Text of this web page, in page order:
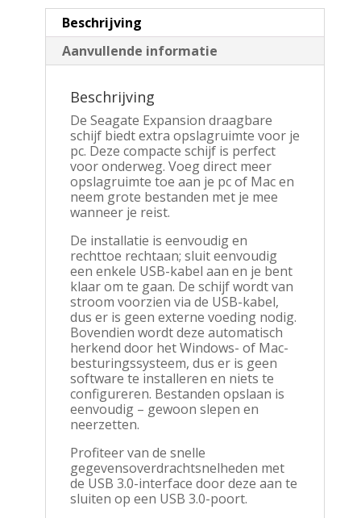
Beschrijving
Aanvullende informatie
Beschrijving
De Seagate Expansion draagbare
schijf biedt extra opslagruimte voor je
pc. Deze compacte schijf is perfect
voor onderweg. Voeg direct meer
opslagruimte toe aan je pc of Mac en
neem grote bestanden met je mee
wanneer je reist.
De installatie is eenvoudig en
rechttoe rechtaan; sluit eenvoudig
een enkele USB-kabel aan en je bent
klaar om te gaan. De schijf wordt van
stroom voorzien via de USB-kabel,
dus er is geen externe voeding nodig.
Bovendien wordt deze automatisch
herkend door het Windows- of Mac-
besturingssysteem, dus er is geen
software te installeren en niets te
configureren. Bestanden opslaan is
eenvoudig – gewoon slepen en
neerzetten.
Profiteer van de snelle
gegevensoverdrachtsnelheden met
de USB 3.0-interface door deze aan te
sluiten op een USB 3.0-poort.